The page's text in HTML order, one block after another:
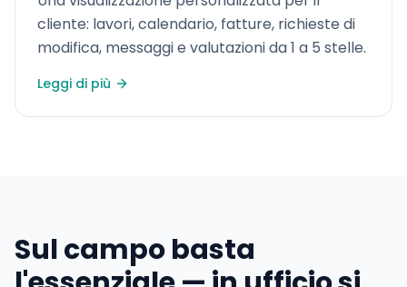
cliente: lavori, calendario, fatture, richieste di
modifica, messaggi e valutazioni da 1 a 5 stelle.
Leggi di più
Sul campo basta